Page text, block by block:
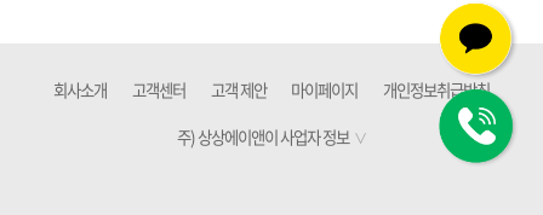
회사소개 고객센터 고객 제안 마이페이지
개인정보취급방침
주) 상상에이앤이 사업자 정보 ∨